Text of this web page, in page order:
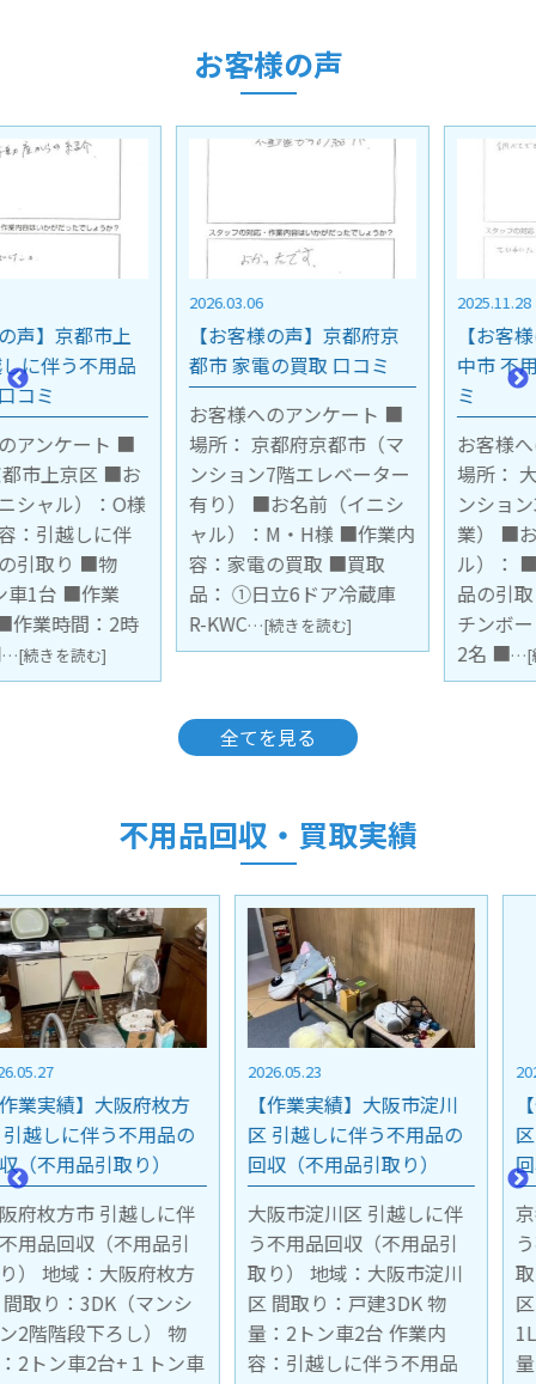
お客様の声
【お客様の声】京都府京
都市 家電の買取 口コミ
お客様へのアンケート ■
場所： 京都府京都市（マ
ンション7階エレベーター
有り） ■お名前（イニシ
ャル）：M・H様 ■作業内
容：家電の買取 ■買取
品： ①日立6ドア冷蔵庫
R-KWC…[続きを読む]
【お客様の声】大阪府豊
中市 不用品の引取り口コ
ミ
お客様へのアンケート ■
場所： 大阪府豊中市（マ
ンション3階 階段下ろし作
業） ■お名前（イニシャ
ル）： ■作業内容：不用
品の引取 ■引取品：キッ
チンボード1台 ■作業員：
2名 ■…[続きを読む]
全てを見る
不用品回収・買取実績
2026.05.23
【作業実績】大阪市淀川
区 引越しに伴う不用品の
回収（不用品引取り）
大阪市淀川区 引越しに伴
う不用品回収（不用品引
取り） 地域：大阪市淀川
区 間取り：戸建3DK 物
量：2トン車2台 作業内
容：引越しに伴う不用品
2026.05.15
【作業実績】京都市中京
区 引越しに伴う不用品の
回収（不用品引取り）
京都市中京区 引越しに伴
う不用品回収（不用品引
取り） 地域：京都市中京
区 間取り：マンション4階
1LDK 階段下ろし作業 物
量：2トン車1台 作業内